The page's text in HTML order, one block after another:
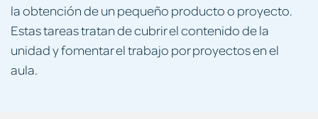
la obtención de un pequeño producto o proyecto.
Estas tareas tratan de cubrir el contenido de la
unidad y fomentar el trabajo por proyectos en el
aula.